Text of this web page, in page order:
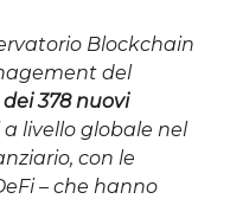
Blockchain
del
dei 378 nuovi
livello globale nel
con le
– che hanno